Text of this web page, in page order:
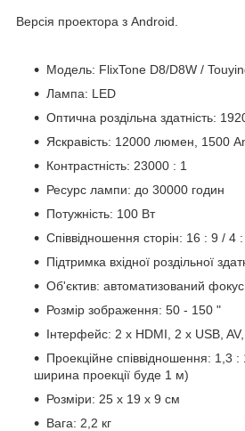
Версія проектора з Android.
Модель: FlixTone D8/D8W /
Лампа: LED
Оптична роздільна здатність:
Яскравість: 12000 люмен, 1500
Контрастність: 23000 : 1
Ресурс лампи: до 30000 годин
Потужність: 100 Вт
Співвідношення сторін: 16 : 9 / 4
Підтримка вхідної роздільної
Об'єктив: автоматизований фокус
Розмір зображення: 50 - 150 "
Інтерфейс: 2 x HDMI, 2 х USB,
Проекційне співвідношення: 1,3 :
ширина проекції буде 1 м)
Розміри: 25 х 19 х 9 см
Вага: 2,2 кг